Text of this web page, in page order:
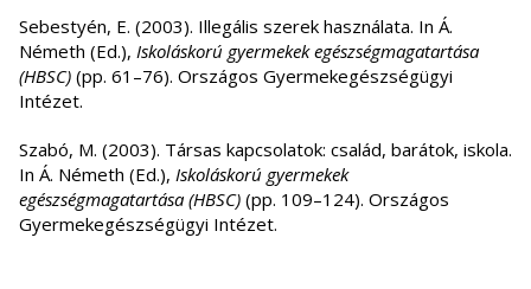
Sebestyén, E. (2003). Illegális szerek használata. In Á.
Németh (Ed.), Iskoláskorú gyermekek egészségmagatartása
(HBSC) (pp. 61–76). Országos Gyermekegészségügyi
Intézet.
Szabó, M. (2003). Társas kapcsolatok: család, barátok, iskola.
In Á. Németh (Ed.), Iskoláskorú gyermekek
egészségmagatartása (HBSC) (pp. 109–124). Országos
Gyermekegészségügyi Intézet.